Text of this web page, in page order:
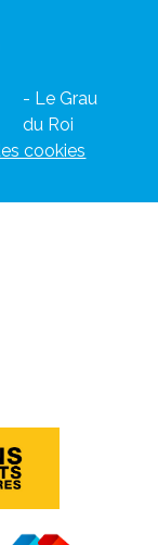
- Le Grau
du Roi
cookies